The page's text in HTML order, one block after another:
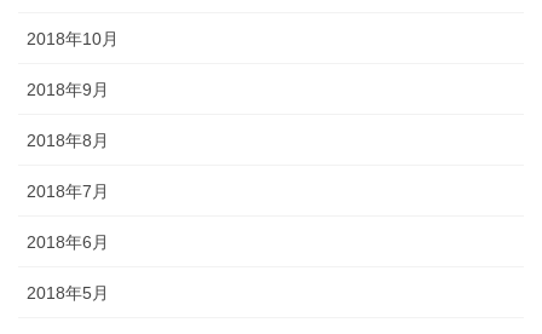
2018年10月
2018年9月
2018年8月
2018年7月
2018年6月
2018年5月